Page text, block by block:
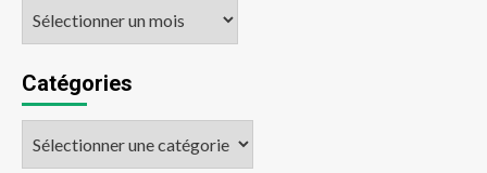
Catégories